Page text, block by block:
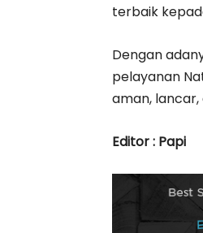
terbaik
Dengan
pelayanan
aman, lancar,
Editor : Papi